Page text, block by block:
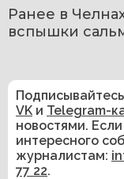
Ранее в
вспышки
VK и Telegram-
новостями.
интересного
журналистам:
77 22.